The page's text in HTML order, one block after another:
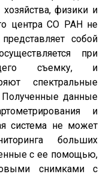
физики и
центра СО РАН не
собой
при
съемку, и
спектральные
Полученные данные
и
система не может
больших
с ее помощью,
снимками с